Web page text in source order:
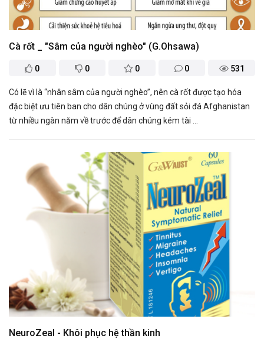
Cà rốt _ "Sâm của người nghèo" (G.Ohsawa)
0 0 0 0 531
Có lẽ vì là “nhân sâm của người nghèo”, nên cà rốt được tạo hóa
đặc biệt ưu tiên ban cho dân chúng ở vùng đất sỏi đá Afghanistan
từ nhiều ngàn năm về trước để dân chúng kém tài ...
NeuroZeal - Khôi phục hệ thần kinh